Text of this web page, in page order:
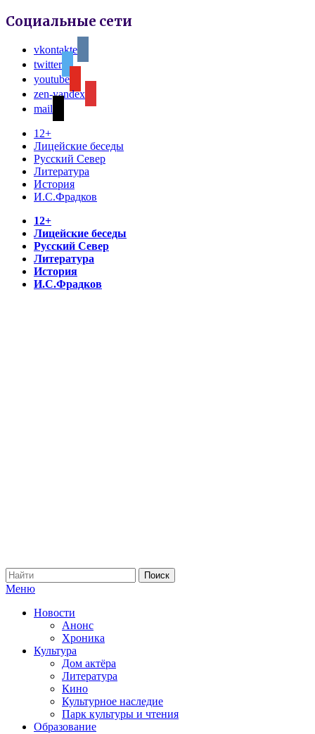
Социальные сети
vkontakte
twitter
youtube
zen-yandex
mail
12+
Лицейские беседы
Русский Север
Литература
История
И.С.Фрадков
12+
Лицейские беседы
Русский Север
Литература
История
И.С.Фрадков
Меню
Новости
Анонс
Хроника
Культура
Дом актёра
Литература
Кино
Культурное наследие
Парк культуры и чтения
Образование